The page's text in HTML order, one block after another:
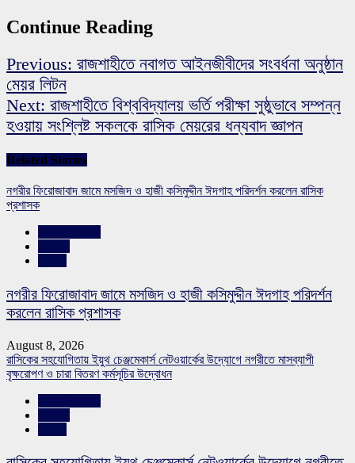
Continue Reading
Previous: রাজশাহীতে নবাগত আইনজীবীদের সংবর্ধনা অনুষ্ঠান
মেয়র লিটন
Next: রাজশাহীতে বিশ্ববিদ্যালয় ভর্তি পরীক্ষা সুষ্ঠুভাবে সম্পন্ন
হওয়ায় সংশ্লিষ্ট সকলকে রাসিক মেয়রের ধন্যবাদ জ্ঞাপন
Related Stories
নগরীর ফিরোজাবাদ জামে মসজিদ ও হাজী কসিমুদ্দীন ঈদগাহ পরিদর্শন করলেন রাসিক
প্রশাসক
নগরীর ফিরোজাবাদ জামে মসজিদ ও হাজী কসিমুদ্দীন ঈদগাহ পরিদর্শন
করলেন রাসিক প্রশাসক
August 8, 2026
রাসিকের সহযোগিতায় ইয়ুথ চেঞ্জমেকার্স নেটওয়ার্কের উদ্যোগে নগরীতে মাসব্যাপী
বৃক্ষরোপণ ও চারা বিতরণ কর্মসূচির উদ্বোধন